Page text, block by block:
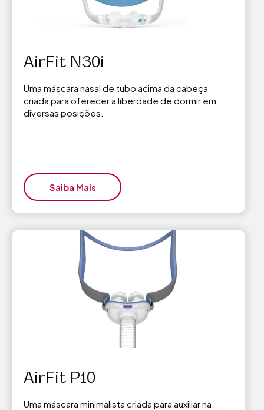
AirFit N30i
Uma máscara nasal de tubo acima da cabeça
criada para oferecer a liberdade de dormir em
diversas posições.
Saiba Mais
AirFit P10
Uma máscara minimalista criada para auxiliar na